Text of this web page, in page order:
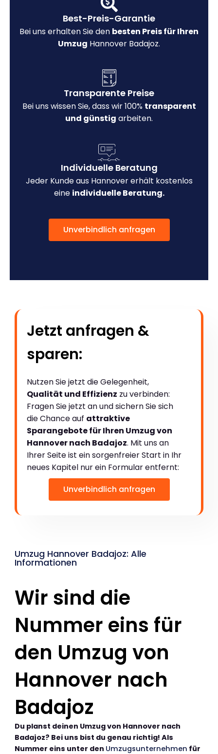
Best-Preis-Garantie
Bei uns erhalten Sie den besten Preis für Ihren
Umzug Hannover Badajoz.
Transparente Preise
Bei uns wissen Sie, dass wir 100% transparent
und günstig arbeiten.
Individuelle Beratung
Jeder Kunde aus Hannover erhält kostenlos
eine individuelle Beratung.
Unverbindlich anfragen
Jetzt anfragen &
sparen:
Nutzen Sie jetzt die Gelegenheit,
Qualität und Effizienz zu verbinden:
Fragen Sie jetzt an und sichern Sie sich
die Chance auf attraktive
Sparangebote für Ihren Umzug von
Hannover nach Badajoz. Mit uns an
Ihrer Seite ist ein sorgenfreier Start in Ihr
neues Kapitel nur ein Formular entfernt:
Unverbindlich anfragen
Umzug Hannover Badajoz: Alle
Informationen
Wir sind die
Nummer eins für
den Umzug von
Hannover nach
Badajoz
Du planst deinen Umzug von Hannover nach
Badajoz? Bei uns bist du genau richtig! Als
Nummer eins unter den Umzugsunternehmen für